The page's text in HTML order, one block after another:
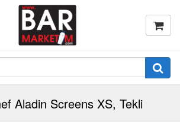
Aladin Screens XS, Tekli